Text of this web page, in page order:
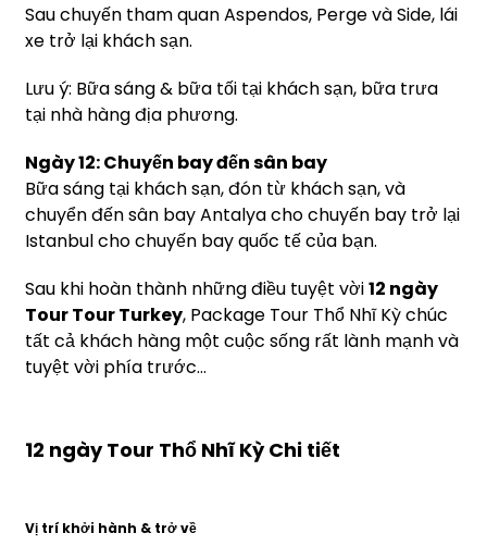
Sau chuyến tham quan Aspendos, Perge và Side, lái
xe trở lại khách sạn.
Lưu ý: Bữa sáng & bữa tối tại khách sạn, bữa trưa
tại nhà hàng địa phương.
Ngày 12: Chuyến bay đến sân bay
Bữa sáng tại khách sạn, đón từ khách sạn, và
chuyển đến sân bay Antalya cho chuyến bay trở lại
Istanbul cho chuyến bay quốc tế của bạn.
Sau khi hoàn thành những điều tuyệt vời12 ngày
Tour Tour Turkey, Package Tour Thổ Nhĩ Kỳ chúc
tất cả khách hàng một cuộc sống rất lành mạnh và
tuyệt vời phía trước...
12 ngày Tour Thổ Nhĩ Kỳ Chi tiết
Vị trí khởi hành & trở về